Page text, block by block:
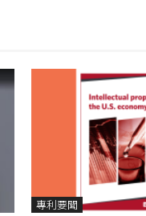
專利要聞